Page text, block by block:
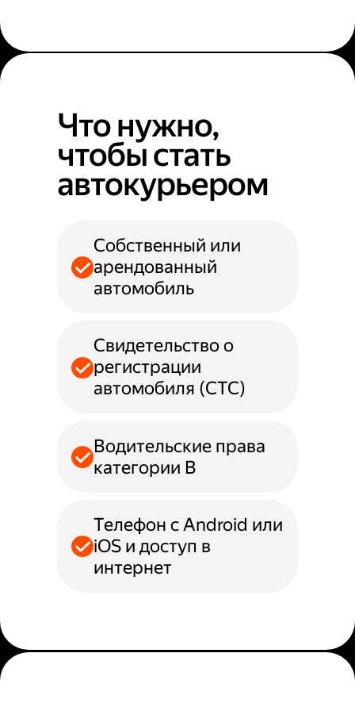
Что нужно,
чтобы стать
автокурьером
Собственный или
арендованный
автомобиль
Свидетельство о
регистрации
автомобиля (СТС)
Водительские права
категории B
Телефон с Android или
iOS и доступ в
интернет